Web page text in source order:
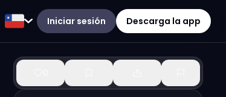
Iniciar sesión Descarga la app